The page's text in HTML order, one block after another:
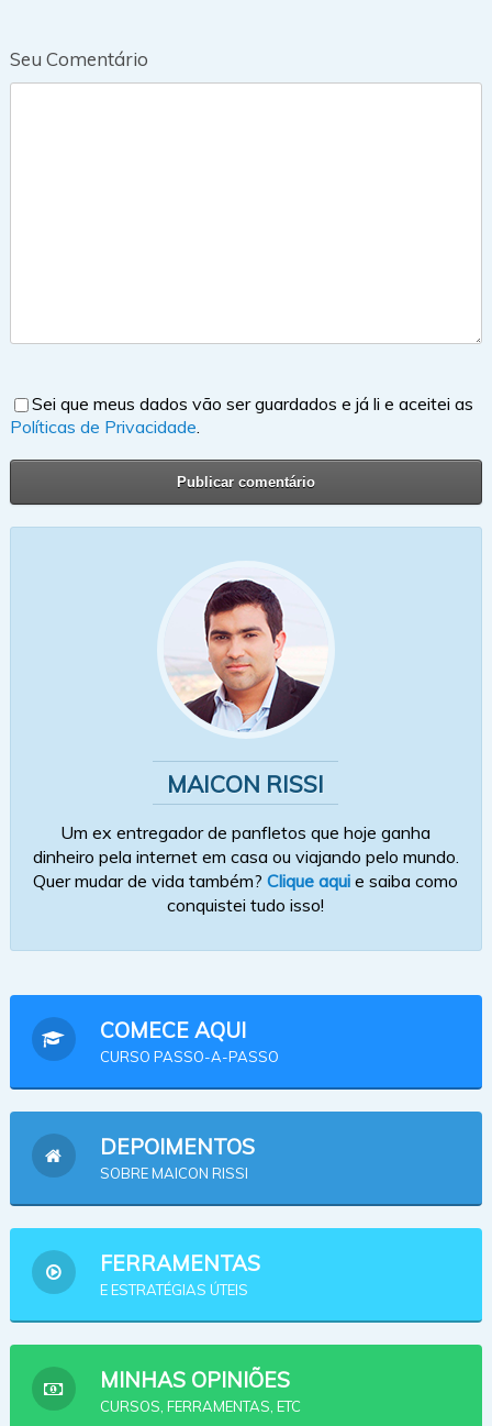
Seu Comentário
Sei que meus dados vão ser guardados e já li e aceitei as
Políticas de Privacidade.
MAICON RISSI
Um ex entregador de panfletos que hoje ganha
dinheiro pela internet em casa ou viajando pelo mundo.
Quer mudar de vida também?Clique aqui e saiba como
conquistei tudo isso!
COMECE AQUI
CURSO PASSO-A-PASSO
DEPOIMENTOS
SOBRE MAICON RISSI
FERRAMENTAS
E ESTRATÉGIAS ÚTEIS
MINHAS OPINIÕES
CURSOS, FERRAMENTAS, ETC